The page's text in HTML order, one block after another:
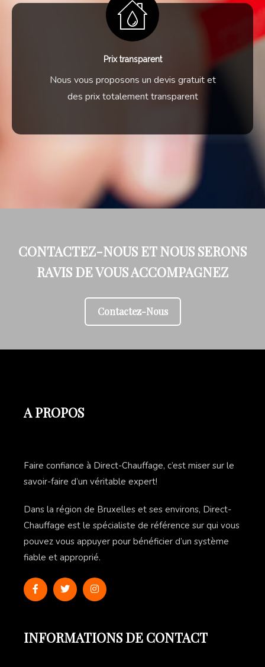
Prix transparent
Nous vous proposons un devis gratuit et
des prix totalement transparent
CONTACTEZ-NOUS ET NOUS SERONS
RAVIS DE VOUS ACCOMPAGNEZ
Contactez-Nous
A PROPOS
Faire confiance à Direct-Chauffage, c’est miser sur le
savoir-faire d’un véritable expert!
Dans la région de Bruxelles et ses environs, Direct-
Chauffage est le spécialiste de référence sur qui vous
pouvez vous appuyer pour bénéficier d’un système
fiable et approprié.
INFORMATIONS DE CONTACT